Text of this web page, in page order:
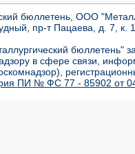
бюллетень, ООО
пр-т Пацаева, д. 7,
бюллетень"
в сфере связи,
ПИ № ФС 77 - 85902 от 04